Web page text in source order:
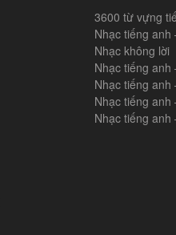
3600 từ vựng
Nhạc tiếng anh
Nhạc không lời
Nhạc tiếng anh
Nhạc tiếng anh
Nhạc tiếng anh
Nhạc tiếng anh